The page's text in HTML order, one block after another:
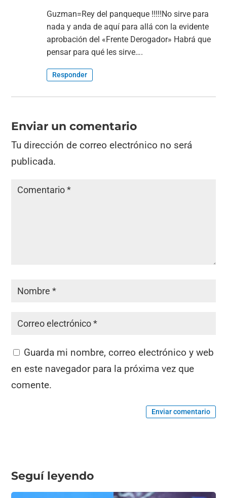
Guzman=Rey del panqueque !!!!!No sirve para
nada y anda de aquí para allá con la evidente
aprobación del «Frente Derogador» Habrá que
pensar para qué les sirve….
Responder
Enviar un comentario
Tu dirección de correo electrónico no será
publicada.
Guarda mi nombre, correo electrónico y web
en este navegador para la próxima vez que
comente.
Enviar comentario
Seguí leyendo